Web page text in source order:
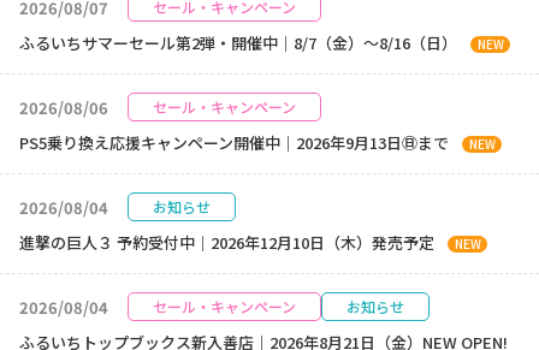
2026/08/07 セール・キャンペーン
ふるいちサマーセール第2弾・開催中｜8/7（金）～8/16（日） NEW
2026/08/06 セール・キャンペーン
PS5乗り換え応援キャンペーン開催中｜2026年9月13日㊐まで NEW
2026/08/04 お知らせ
進撃の巨人３ 予約受付中｜2026年12月10日（木）発売予定 NEW
2026/08/04 セール・キャンペーン お知らせ
ふるいちトップブックス新入善店｜2026年8月21日（金）NEW OPEN!